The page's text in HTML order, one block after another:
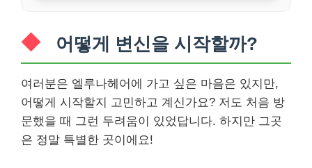
어떻게 변신을 시작할까?
여러분은 엘루나헤어에 가고 싶은 마음은 있지만,
어떻게 시작할지 고민하고 계신가요? 저도 처음 방
문했을 때 그런 두려움이 있었답니다. 하지만 그곳
은 정말 특별한 곳이에요!